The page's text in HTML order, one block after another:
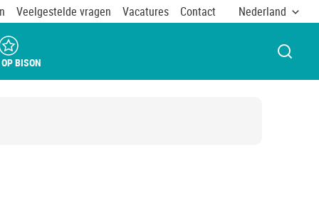
Veelgestelde vragen Vacatures Contact Nederland
BISON